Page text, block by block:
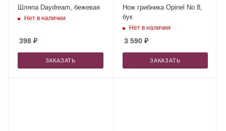
Шляпа Daydream, бежевая
Нет в наличии
398 ₽
ЗАКАЗАТЬ
Нож грибника Opinel No 8,
бук
Нет в наличии
3 590₽
ЗАКАЗАТЬ